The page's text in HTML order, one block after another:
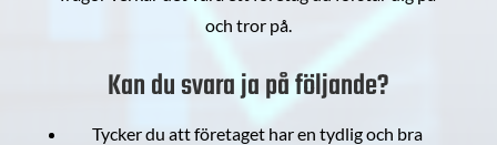
och tror på.
Kan du svara ja på följande?
Tycker du att företaget har en tydlig och bra